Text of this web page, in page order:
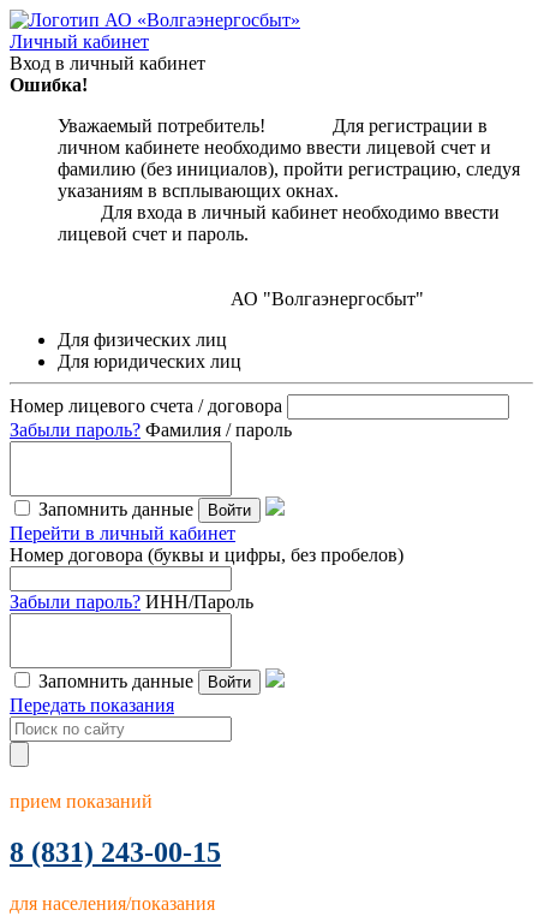
Личный кабинет
Вход в личный кабинет
Ошибка!
Уважаемый потребитель! Для регистрации в
личном кабинете необходимо ввести лицевой счет и
фамилию (без инициалов), пройти регистрацию, следуя
указаниям в всплывающих окнах.
Для входа в личный кабинет необходимо ввести
лицевой счет и пароль.
АО "Волгаэнергосбыт"
Для физических лиц
Для юридических лиц
Номер лицевого счета / договора
Забыли пароль? Фамилия / пароль
Запомнить данные Войти
Перейти в личный кабинет
Номер договора (буквы и цифры, без пробелов)
Забыли пароль? ИНН/Пароль
Запомнить данные Войти
Передать показания
прием показаний
8 (831) 243-00-15
для населения/показания